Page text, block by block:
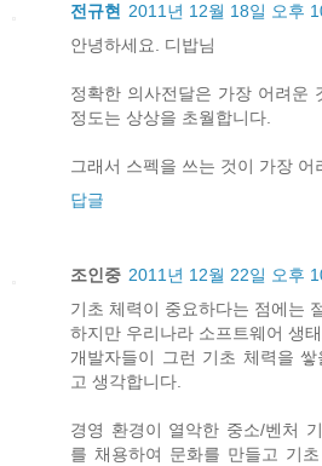
전규현
2011년 12월 18일 오후
안녕하세요. 디밥님
정확한 의사전달은 가장 어려운
정도는 상상을 초월합니다.
그래서 스펙을 쓰는 것이 가장 어
답글
조인중 2011년 12월 22일 오후
기초 체력이 중요하다는 점에는
하지만 우리나라 소프트웨어 생
개발자들이 그런 기초 체력을
고 생각합니다.
경영 환경이 열악한 중소/벤처
를 채용하여 문화를 만들고 기